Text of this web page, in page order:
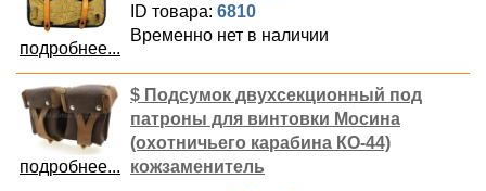
подробнее...
ID товара: 6810
Временно нет в наличии
подробнее...
$ Подсумок двухсекционный под
патроны для винтовки Мосина
(охотничьего карабина КО-44)
кожзаменитель